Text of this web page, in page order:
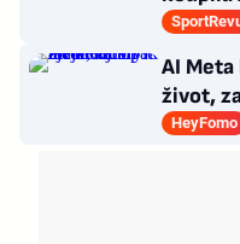
po
AI
život,
HeyFomo